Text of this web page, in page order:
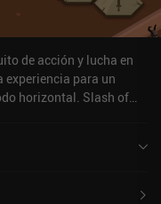
de acción y lucha en
experiencia para un
horizontal. Slash of